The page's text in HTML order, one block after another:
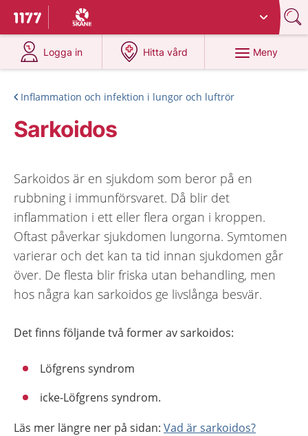
Till startsidan för 1177
Du har valt region
Logga in
på 1177.se
Hitta vård
på 1177.se
Meny
Inflammation och infektion i lungor och luftrör
Sarkoidos
Sarkoidos är en sjukdom som beror på en
rubbning i immunförsvaret. Då blir det
inflammation i ett eller flera organ i kroppen.
Oftast påverkar sjukdomen lungorna. Symtomen
varierar och det kan ta tid innan sjukdomen går
över. De flesta blir friska utan behandling, men
hos några kan sarkoidos ge livslånga besvär.
Det finns följande två former av sarkoidos:
Löfgrens syndrom
icke-Löfgrens syndrom.
Läs mer längre ner på sidan: Vad är sarkoidos?